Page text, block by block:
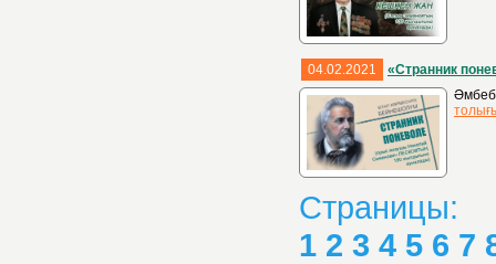
04.02.2021
«Странник
Страницы:
1 2 3 4 5 6 7